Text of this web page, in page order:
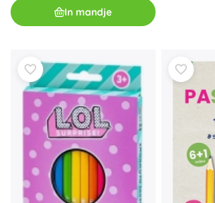
In mandje